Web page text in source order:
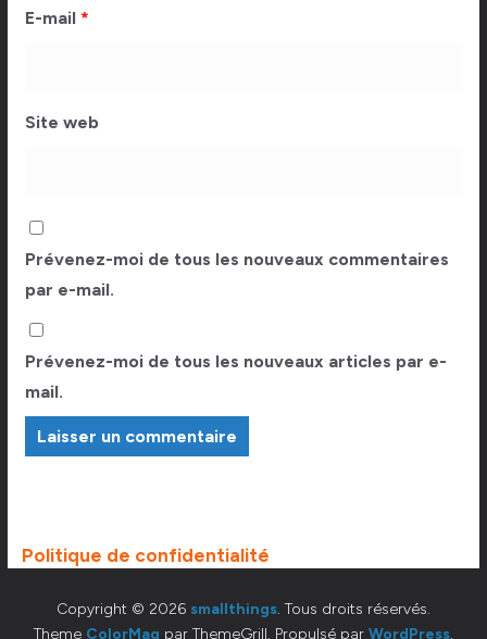
E-mail *
Site web
Prévenez-moi de tous les nouveaux commentaires
par e-mail.
Prévenez-moi de tous les nouveaux articles par e-
mail.
Politique de confidentialité
Copyright © 2026 smallthings. Tous droits réservés.
Theme ColorMag par ThemeGrill. Propulsé par WordPress.